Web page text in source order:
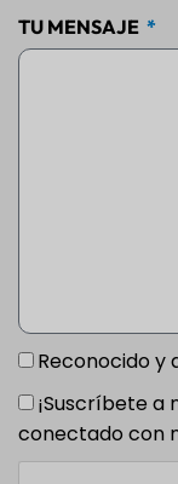
TU MENSAJE
Reconocido y
¡Suscríbete
conectado con